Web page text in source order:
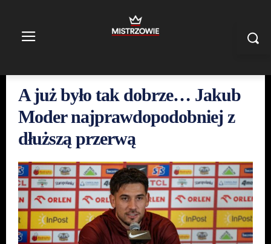
A już było tak dobrze… Jakub
Moder najprawdopodobniej z
dłuższą przerwą